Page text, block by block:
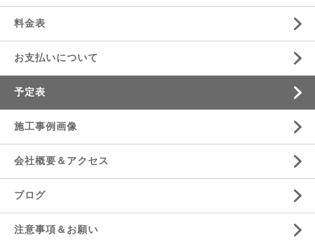
料金表
お支払いについて
予定表
施工事例画像
会社概要＆アクセス
ブログ
注意事項＆お願い